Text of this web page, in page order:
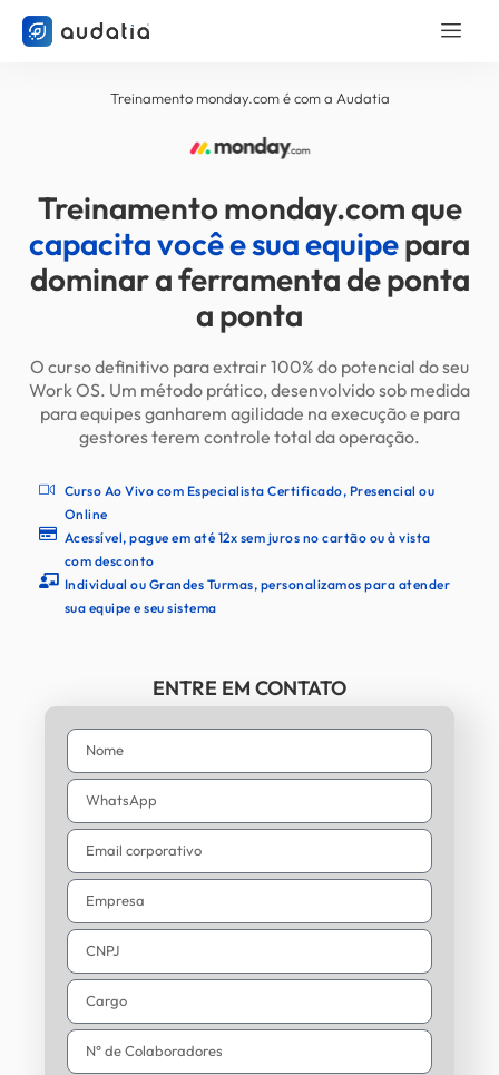
Treinamento monday.com é com a Audatia
Treinamento monday.com que
capacita você e sua equipepara
dominar a ferramenta de ponta
a ponta
O curso definitivo para extrair 100% do potencial do seu
Work OS. Um método prático, desenvolvido sob medida
para equipes ganharem agilidade na execução e para
gestores terem controle total da operação.
Curso Ao Vivo com Especialista Certificado, Presencial ou
Online
Acessível, pague em até 12x sem juros no cartão ou à vista
com desconto
Individual ou Grandes Turmas, personalizamos para atender
sua equipe e seu sistema
ENTRE EM CONTATO